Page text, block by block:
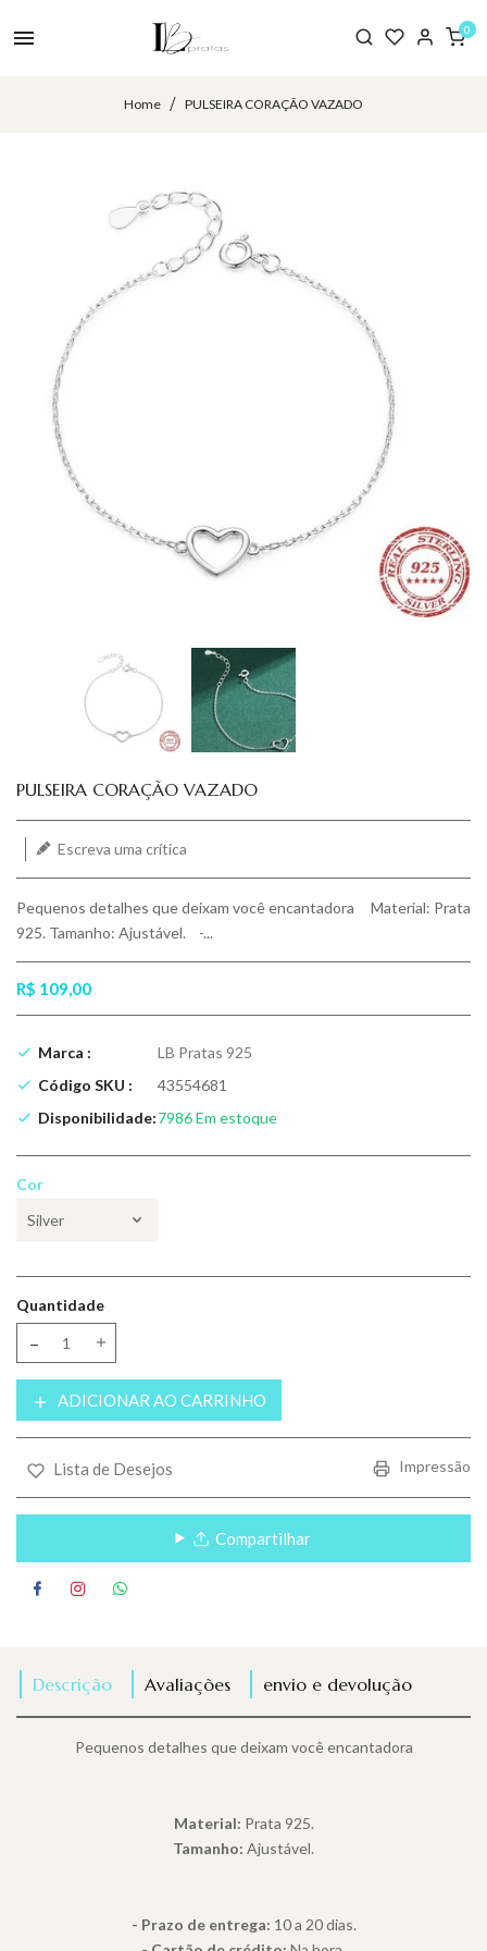
0
Home PULSEIRA CORAÇÃO VAZADO
PULSEIRA CORAÇÃO VAZADO
Escreva uma crítica
Translation missing: pt-BR.products.product.loader_label
Pequenos detalhes que deixam você encantadora Material: Prata
925. Tamanho: Ajustável. -...
R$ 109,00
Marca :
LB Pratas 925
Código SKU :
43554681
Disponibilidade:7986Em estoque
Cor
Quantidade
Translation missing: pt-BR.products.product.decrease
Translation missing: pt-BR.products.product.increase
ADICIONAR AO CARRINHO
Lista de Desejos Impressão
Compartilhar
Descrição Avaliações envio e devolução
Pequenos detalhes que deixam você encantadora
Material: Prata 925.
Tamanho: Ajustável.
- Prazo de entrega: 10 a 20 dias.